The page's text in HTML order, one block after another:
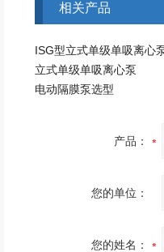
相关产品
ISG型立式单级单吸离心
立式单级单吸离心泵
电动隔膜泵选型
产品：
您的单位：
您的姓名：